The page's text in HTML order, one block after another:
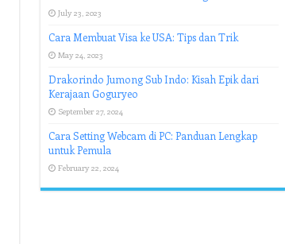
July 23, 2023
Cara Membuat Visa ke USA: Tips dan Trik
May 24, 2023
Drakorindo Jumong Sub Indo: Kisah Epik dari
Kerajaan Goguryeo
September 27, 2024
Cara Setting Webcam di PC: Panduan Lengkap
untuk Pemula
February 22, 2024